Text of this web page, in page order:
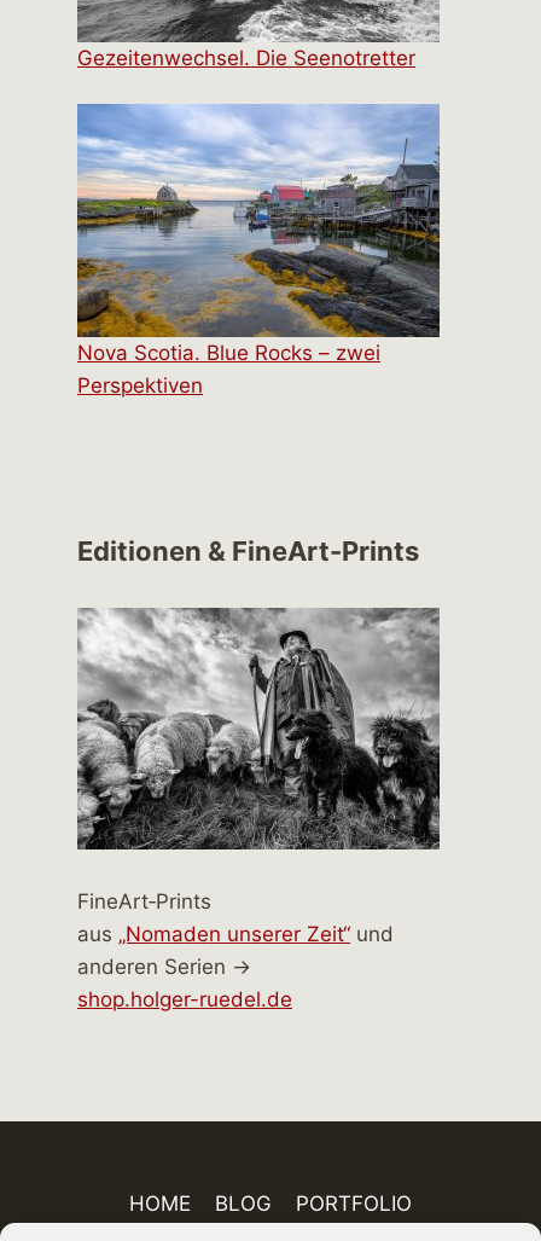
Gezeitenwechsel. Die Seenotretter
Nova Scotia. Blue Rocks – zwei
Perspektiven
Editionen & FineArt-Prints
FineArt‑Prints
aus „Nomaden unserer Zeit“ und
anderen Serien →
shop.holger-ruedel.de
HOME BLOG
PORTFOLIO